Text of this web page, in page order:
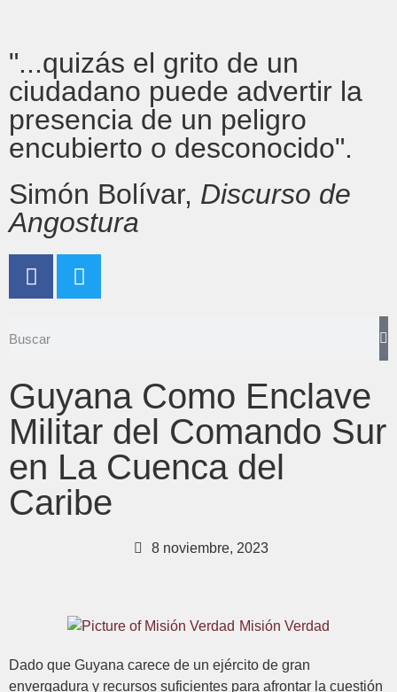
"...quizás el grito de un
ciudadano puede advertir la
presencia de un peligro
encubierto o desconocido".
Simón Bolívar, Discurso de
Angostura
Guyana Como Enclave
Militar del Comando Sur
en La Cuenca del
Caribe
8 noviembre, 2023
Misión Verdad
Dado que Guyana carece de un ejército de gran
envergadura y recursos suficientes para afrontar la cuestión